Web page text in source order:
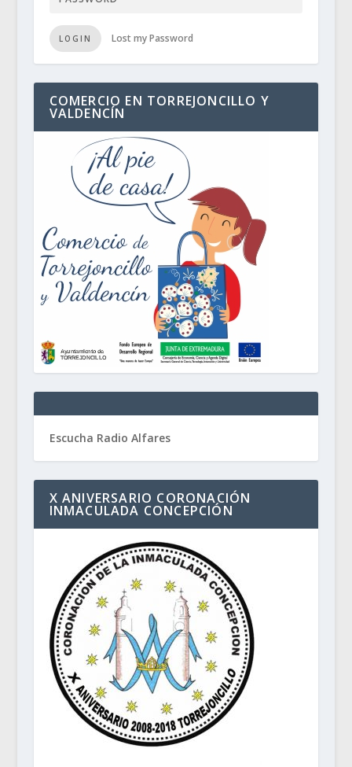
LOGIN Lost my Password
COMERCIO EN TORREJONCILLO Y
VALDENCÍN
Escucha Radio Alfares
X ANIVERSARIO CORONACIÓN
INMACULADA CONCEPCIÓN